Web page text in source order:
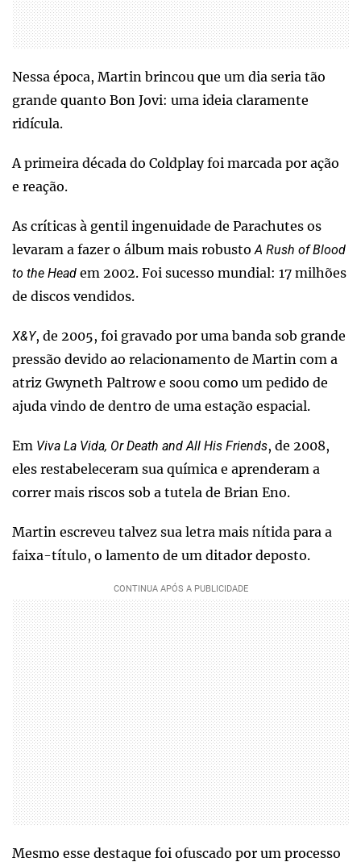
Nessa época, Martin brincou que um dia seria tão
grande quanto Bon Jovi: uma ideia claramente
ridícula.
A primeira década do Coldplay foi marcada por ação
e reação.
As críticas à gentil ingenuidade de Parachutes os
levaram a fazer o álbum mais robusto A Rush of Blood
to the Head em 2002. Foi sucesso mundial: 17 milhões
de discos vendidos.
X&Y, de 2005, foi gravado por uma banda sob grande
pressão devido ao relacionamento de Martin com a
atriz Gwyneth Paltrow e soou como um pedido de
ajuda vindo de dentro de uma estação espacial.
Em Viva La Vida, Or Death and All His Friends, de 2008,
eles restabeleceram sua química e aprenderam a
correr mais riscos sob a tutela de Brian Eno.
Martin escreveu talvez sua letra mais nítida para a
faixa-título, o lamento de um ditador deposto.
Mesmo esse destaque foi ofuscado por um processo